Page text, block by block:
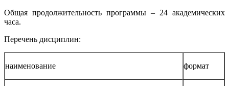
Общая продолжительность программы – 24 академических
часа.
Перечень дисциплин:
наименование формат